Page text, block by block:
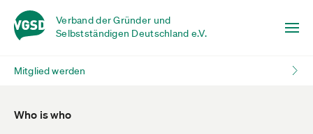
Verband der Gründer und
Selbstständigen Deutschland e.V.
Mitglied werden
Who is who